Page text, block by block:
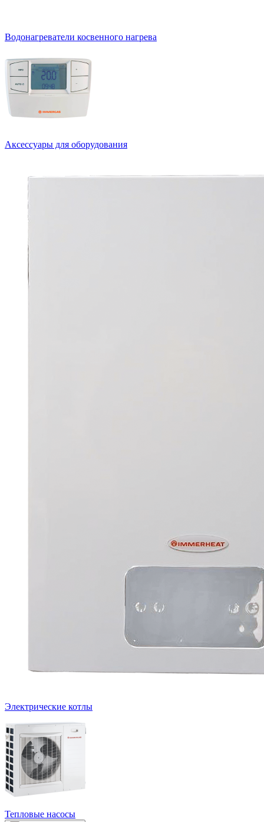
Водонагреватели косвенного нагрева
Аксессуары для оборудования
Электрические котлы
Тепловые насосы